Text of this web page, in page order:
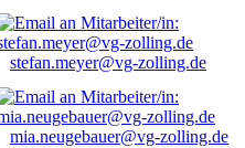
stefan.meyer@vg-zolling.de
mia.neugebauer@vg-zolling.de